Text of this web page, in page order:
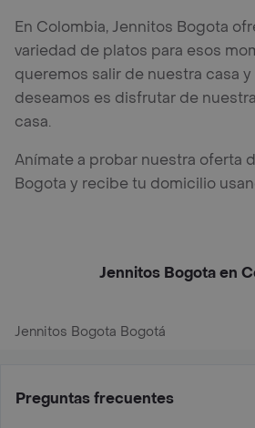
En Colombia, Jennitos Bogota
variedad de platos para esos
queremos salir de nuestra casa
deseamos es disfrutar de
casa.
Anímate a probar nuestra oferta
Bogota y recibe tu domicilio
Jennitos Bogota en
Jennitos Bogota Bogotá
Preguntas frecuentes